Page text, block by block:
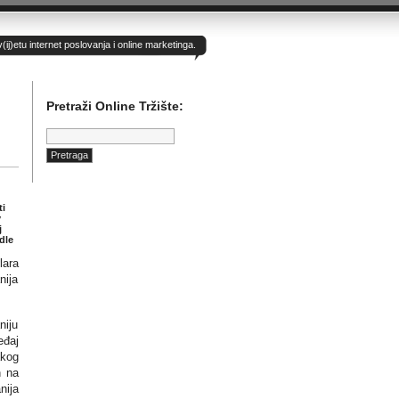
internet poslovanja i online marketinga.
na
Pretraži Online Tržište:
Pretraga: